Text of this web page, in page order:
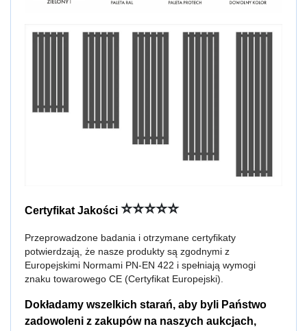
Certyfikat Jakości ⭐⭐⭐⭐⭐
Przeprowadzone badania i otrzymane certyfikaty
potwierdzają, że nasze produkty są zgodnymi z
Europejskimi Normami PN-EN 422 i spełniają wymogi
znaku towarowego CE (Certyfikat Europejski).
Dokładamy wszelkich starań, aby byli Państwo
zadowoleni z zakupów na naszych aukcjach,